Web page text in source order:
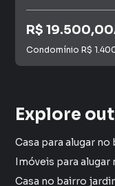
R$ 19.500,00
Condomínio R$
Explore
Casa no bairro